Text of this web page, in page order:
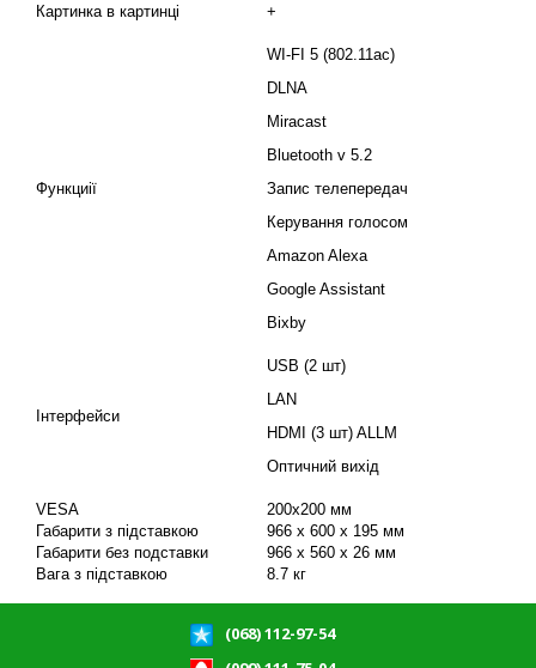
Картинка в картинці
+
Функциії
WI-FI 5 (802.11ac)
DLNA
Miracast
Bluetooth v 5.2
Запис телепередач
Керування голосом
Amazon Alexa
Google Assistant
Bixby
Інтерфейси
USB (2 шт)
LAN
HDMI (3 шт) ALLM
Оптичний вихід
VESA
200x200 мм
Габарити з підставкою
966 x 600 x 195 мм
Габарити без подставки
966 х 560 х 26 мм
Вага з підставкою
8.7 кг
(068) 112-97-54